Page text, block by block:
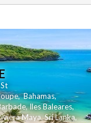
St
,Bahamas,
,Iles Baleares,
Maya,Sri Lanka,